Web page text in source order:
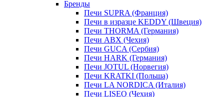
Бренды
Печи SUPRA (Франция)
Печи в изразце KEDDY (Швеция)
Печи THORMA (Германия)
Печи ABX (Чехия)
Печи GUCA (Сербия)
Печи HARK (Германия)
Печи JOTUL (Норвегия)
Печи KRATKI (Польша)
Печи LA NORDICA (Италия)
Печи LISEO (Чехия)